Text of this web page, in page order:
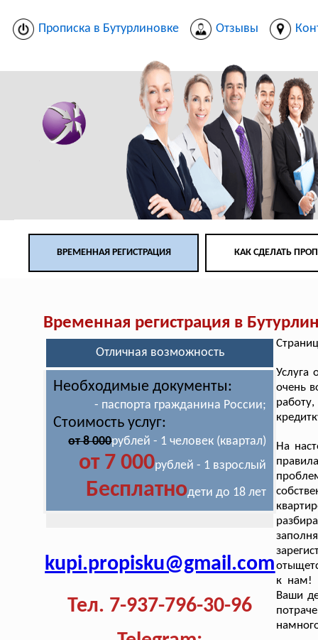
Прописка в Бутурлиновке Отзывы
ВРЕМЕННАЯ РЕГИСТРАЦИЯ КАК СДЕЛАТЬ
Временная регистрация в
Отличная возможность
Необходимые документы:
- паспорта гражданина России;
Стоимость услуг:
от 8 000рублей - 1 человек (квартал)
от 7 000рублей - 1 взрослый
Бесплатнодети до 18 лет
kupi.propisku@gmail.com
Тел. 7-937-796-30-96
Услуга
очень
На
к нам!
Ваши